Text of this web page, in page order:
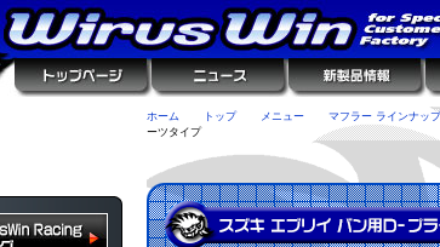
ホーム トップ メニュー マフラー ラインナップ
ーツタイプ